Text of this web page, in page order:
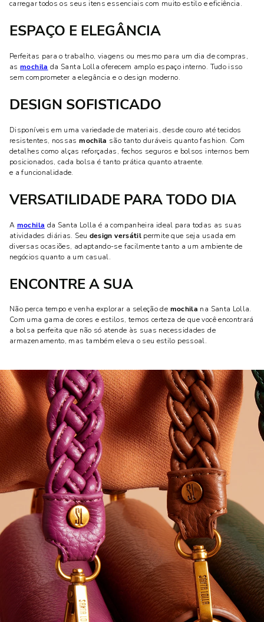
carregar todos os seus itens essenciais com muito estilo e eficiência.
ESPAÇO E ELEGÂNCIA
Perfeitas para o trabalho, viagens ou mesmo para um dia de compras,
asmochila da Santa Lolla oferecem amplo espaço interno. Tudo isso
sem comprometer a elegância e o design moderno.
DESIGN SOFISTICADO
Disponíveis em uma variedade de materiais, desde couro até tecidos
resistentes, nossasmochila são tanto duráveis quanto fashion. Com
detalhes como alças reforçadas, fechos seguros e bolsos internos bem
posicionados, cada bolsa é tanto prática quanto atraente.
e a funcionalidade.
VERSATILIDADE PARA TODO DIA
A mochila da Santa Lolla é a companheira ideal para todas as suas
atividades diárias. Seu design versátil permite que seja usada em
diversas ocasiões, adaptando-se facilmente tanto a um ambiente de
negócios quanto a um casual.
ENCONTRE A SUA
Não perca tempo e venha explorar a seleção de mochila na Santa Lolla.
Com uma gama de cores e estilos, temos certeza de que você encontrará
a bolsa perfeita que não só atende às suas necessidades de
armazenamento, mas também eleva o seu estilo pessoal.